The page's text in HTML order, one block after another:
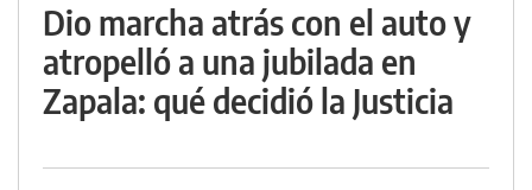
Dio marcha atrás con el auto y
atropelló a una jubilada en
Zapala: qué decidió la Justicia